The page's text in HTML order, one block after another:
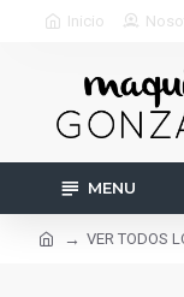
Inicio
MENU
VER TODOS